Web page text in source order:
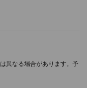
異なる場合があります。予